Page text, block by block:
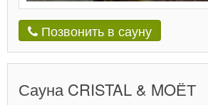
Позвонить в сауну
Сауна CRISTAL & MOЁТ